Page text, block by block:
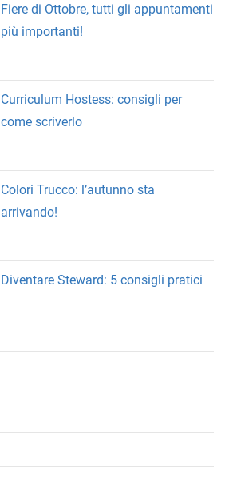
Fiere di Ottobre, tutti gli appuntamenti
più importanti!
Curriculum Hostess: consigli per
come scriverlo
Colori Trucco: l’autunno sta
arrivando!
Diventare Steward: 5 consigli pratici